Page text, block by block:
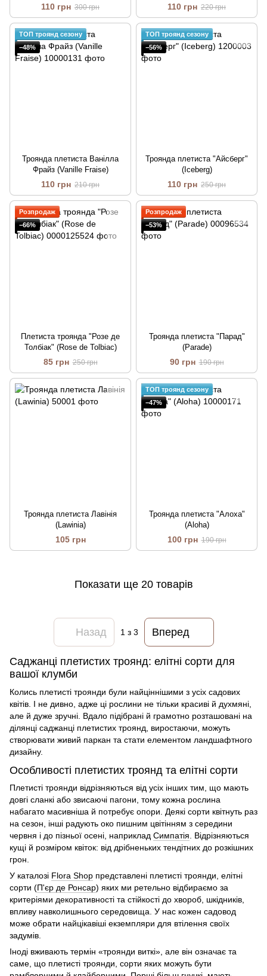
110 грн 300 грн 110 грн 220 грн
ТОП троянд сезону
−48%
Троянда плетиста Ванілла
Фрайз (Vanille Fraise)
110 грн 210 грн
ТОП троянд сезону
−56%
Троянда плетиста "Айсберг"
(Iceberg)
110 грн 250 грн
Розпродаж
−66%
Плетиста троянда "Розе де
Толбіак" (Rose de Tolbiac)
85 грн 250 грн
Розпродаж
−53%
Троянда плетиста "Парад"
(Parade)
90 грн 190 грн
Троянда плетиста Лавінія
(Lawinia)
105 грн
ТОП троянд сезону
−47%
Троянда плетиста "Алоха"
(Aloha)
100 грн 190 грн
Показати ще 20 товарів
Назад 1з 3 Вперед
Саджанці плетистих троянд: елітні сорти для
вашої клумби
Колись плетисті троянди були найціннішими з усіх садових
квітів. І не дивно, адже ці рослини не тільки красиві й духмяні,
але й дуже зручні. Вдало підібрані й грамотно розташовані на
ділянці саджанці плетистих троянд , виростаючи, можуть
створювати живий паркан та стати елементом ландшафтного
дизайну.
Особливості плетистих троянд та елітні сорти
Плетисті троянди відрізняються від усіх інших тим, що мають
довгі сланкі або звисаючі пагони, тому кожна рослина
набагато масивніша й потребує опори. Деякі сорти квітнуть раз
на сезон, інші радують око пишним цвітінням з середини
червня і до пізньої осені, наприклад Симпатія. Відрізняються
кущі й розміром квіток: від дрібненьких тендітних до розкішних
грон.
У каталозі Flora Shop представлені плетисті троянди, елітні
сорти (П'єр де Ронсар) яких ми ретельно відбираємо за
критеріями декоративності та стійкості до хвороб, шкідників,
впливу навколишнього середовища. У нас кожен садовод
може обрати найцікавіші екземпляри для втілення своїх
задумів.
Іноді вживають термін «троянди виткі», але він означає та
саме, що плетисті троянди, сорти яких можуть бути